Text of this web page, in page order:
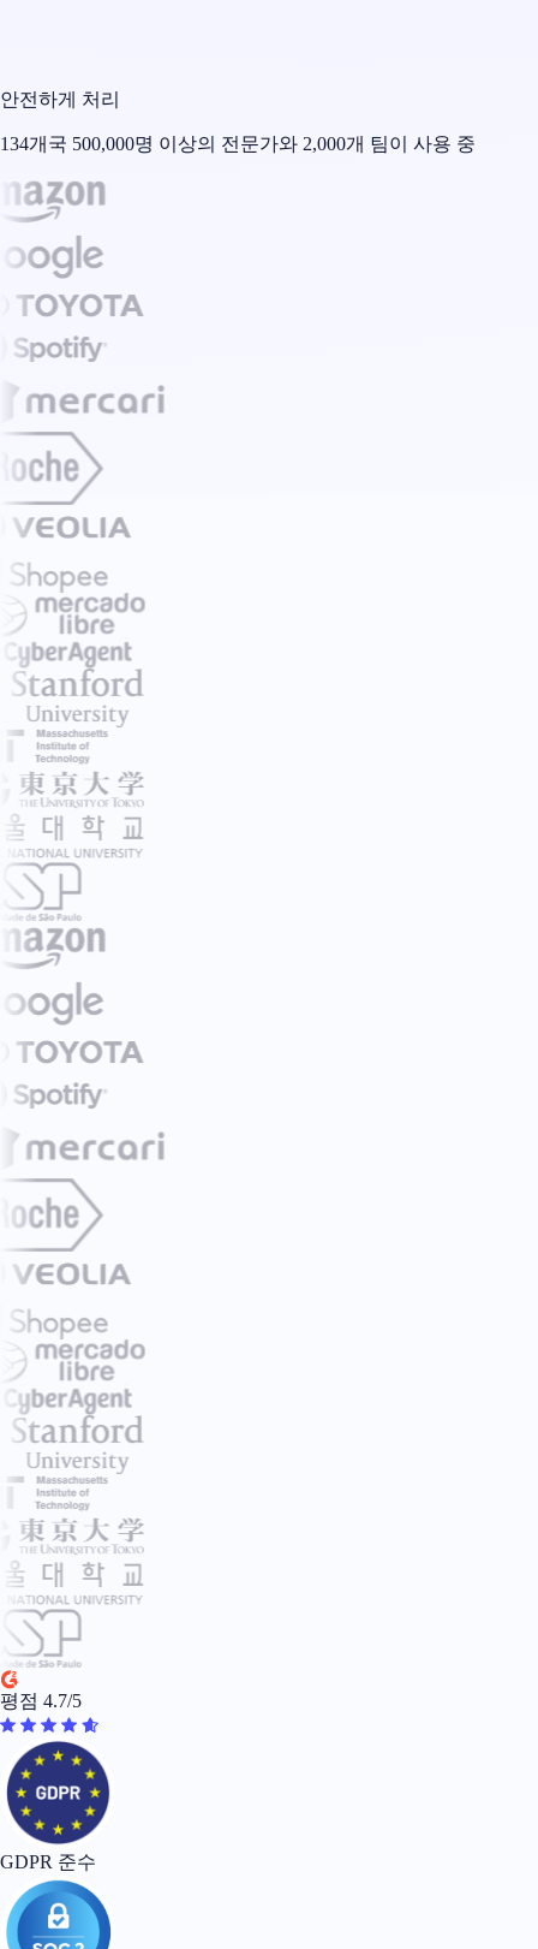
안전하게 처리
134개국 500,000명 이상의 전문가와 2,000개 팀이 사용 중
평점 4.7/5
GDPR 준수